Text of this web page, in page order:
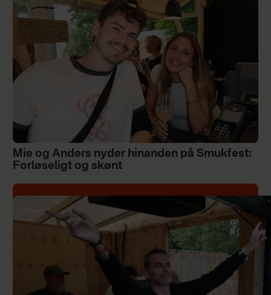
Mie og Anders nyder hinanden på Smukfest:
Forløseligt og skønt